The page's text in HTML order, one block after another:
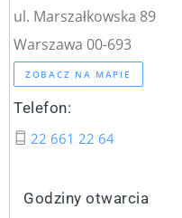
ul. Marszałkowska 89
Warszawa 00-693
ZOBACZ NA MAPIE
Telefon:
22 661 22 64
Godziny otwarcia